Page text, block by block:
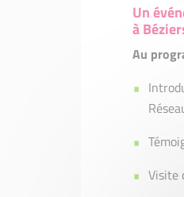
Un
à
Au
Visite